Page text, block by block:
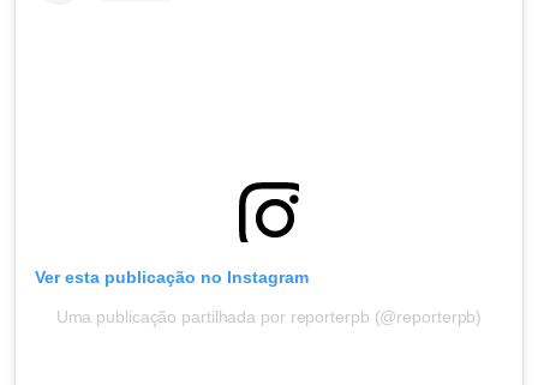
Ver esta publicação no Instagram
Uma publicação partilhada por reporterpb (@reporterpb)